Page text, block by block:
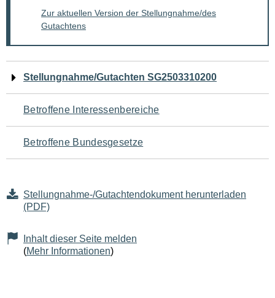
Zur aktuellen Version der Stellungnahme/des
Gutachtens
Navigation
für
den
Seiteninhalt
Stellungnahme/Gutachten SG2503310200
Betroffene Interessenbereiche
Betroffene Bundesgesetze
Stellungnahme-/Gutachtendokument herunterladen
(PDF)
Inhalt dieser Seite melden
(Mehr Informationen)